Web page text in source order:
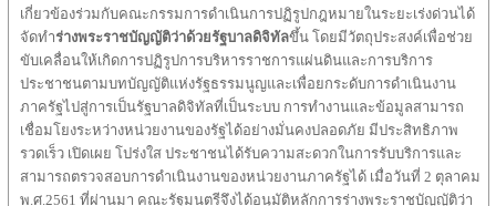
เกี่ยวข้องร่วมกับคณะกรรมการดำเนินการปฏิรูปกฎหมายในระยะเร่งด่วนได้
จัดทำร่างพระราชบัญญัติว่าด้วยรัฐบาลดิจิทัลขึ้น โดยมีวัตถุประสงค์เพื่อช่วย
ขับเคลื่อนให้เกิดการปฏิรูปการบริหารราชการแผ่นดินและการบริการ
ประชาชนตามบทบัญญัติแห่งรัฐธรรมนูญและเพื่อยกระดับการดำเนินงาน
ภาครัฐไปสู่การเป็นรัฐบาลดิจิทัลที่เป็นระบบ การทำงานและข้อมูลสามารถ
เชื่อมโยงระหว่างหน่วยงานของรัฐได้อย่างมั่นคงปลอดภัย มีประสิทธิภาพ
รวดเร็ว เปิดเผย โปร่งใส ประชาชนได้รับความสะดวกในการรับบริการและ
สามารถตรวจสอบการดำเนินงานของหน่วยงานภาครัฐได้ เมื่อวันที่ 2 ตุลาคม
พ.ศ.2561 ที่ผ่านมา คณะรัฐมนตรีจึงได้อนุมัติหลักการร่างพระราชบัญญัติว่า